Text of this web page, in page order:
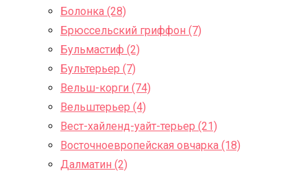
Болонка (28)
Брюссельский гриффон (7)
Бульмастиф (2)
Бультерьер (7)
Вельш-корги (74)
Вельштерьер (4)
Вест-хайленд-уайт-терьер (21)
Восточноевропейская овчарка (18)
Далматин (2)